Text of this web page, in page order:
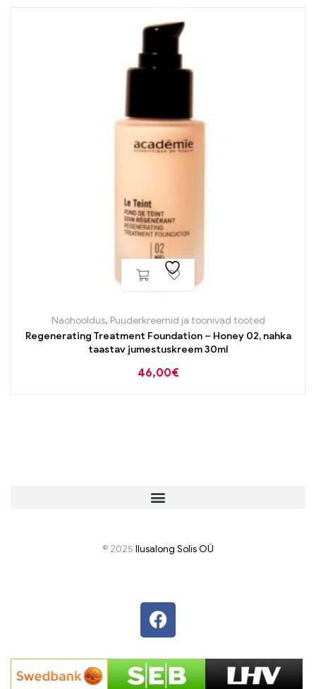
Näohooldus, Puuderkreemid ja toonivad tooted
Regenerating Treatment Foundation – Honey 02, nahka
taastav jumestuskreem 30ml
46,00€
© 2025 Ilusalong Solis OÜ